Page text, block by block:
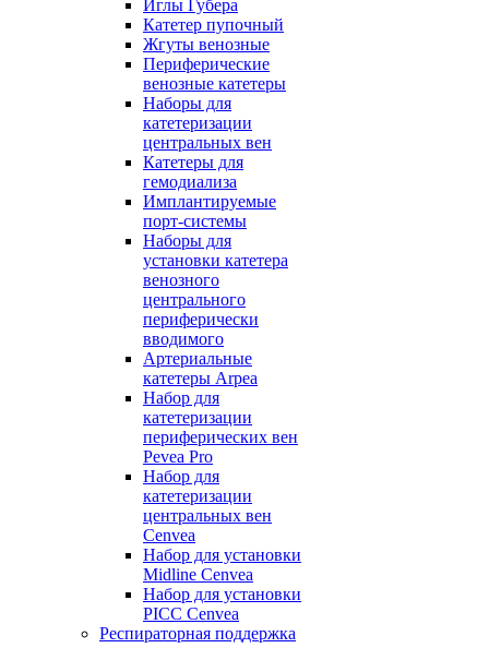
Иглы Губера
Катетер пупочный
Жгуты венозные
Периферические
венозные катетеры
Наборы для
катетеризации
центральных вен
Катетеры для
гемодиализа
Имплантируемые
порт‑системы
Наборы для
установки катетера
венозного
центрального
периферически
вводимого
Артериальные
катетеры Arpea
Набор для
катетеризации
периферических вен
Pevea Pro
Набор для
катетеризации
центральных вен
Cenvea
Набор для установки
Midline Cenvea
Набор для установки
PICC Cenvea
Респираторная поддержка